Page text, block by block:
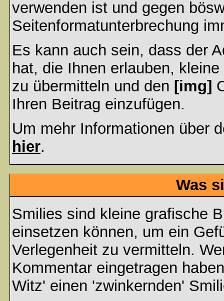
verwenden ist und gegen
Seitenformatunterbrechung
Es kann auch sein, dass der
hat, die Ihnen erlauben,
zu übermitteln und den [img]
Ihren Beitrag einzufügen.
Um mehr Informationen über
hier.
Was
Smilies sind kleine grafische
einsetzen können, um ein
Verlegenheit zu vermitteln.
Kommentar eingetragen
Witz' einen 'zwinkernden'